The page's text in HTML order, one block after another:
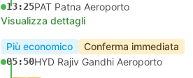
13:25PAT Patna Aeroporto
Visualizza dettagli
Più economico Conferma immediata
05:50HYD Rajiv Gandhi Aeroporto